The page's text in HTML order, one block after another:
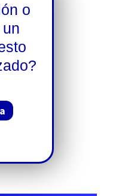
o